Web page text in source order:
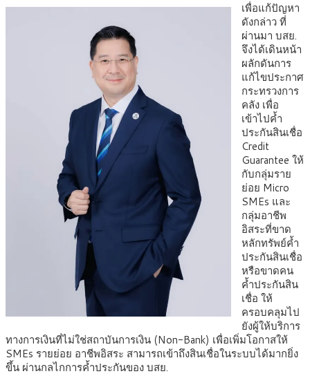
เพื่อแก้ปัญหา
ดังกล่าว ที่
ผ่านมา บสย.
จึงได้เดินหน้า
ผลักดันการ
แก้ไขประกาศ
กระทรวงการ
คลัง เพื่อ
เข้าไปค้ำ
ประกันสินเชื่อ
Credit
Guarantee ให้
กับกลุ่มราย
ย่อย Micro
SMEs และ
กลุ่มอาชีพ
อิสระที่ขาด
หลักทรัพย์ค้ำ
ประกันสินเชื่อ
หรือขาดคน
ค้ำประกันสิน
เชื่อ ให้
ครอบคลุมไป
ยังผู้ให้บริการ
ทางการเงินที่ไม่ใช่สถาบันการเงิน (Non-Bank) เพื่อเพิ่มโอกาสให้
SMEs รายย่อย อาชีพอิสระ สามารถเข้าถึงสินเชื่อในระบบได้มากยิ่ง
ขึ้น ผ่านกลไกการค้ำประกันของ บสย.